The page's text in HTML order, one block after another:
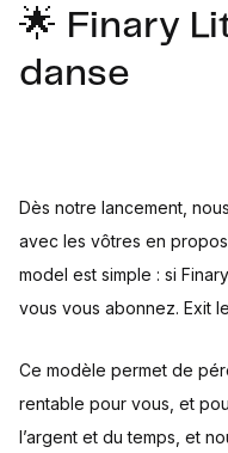
🌟 Finary
danse
Dès notre lancement,
avec les vôtres en
model est simple : si
vous vous abonnez. Exit
Ce modèle permet de
rentable pour vous, et
l’argent et du temps, et